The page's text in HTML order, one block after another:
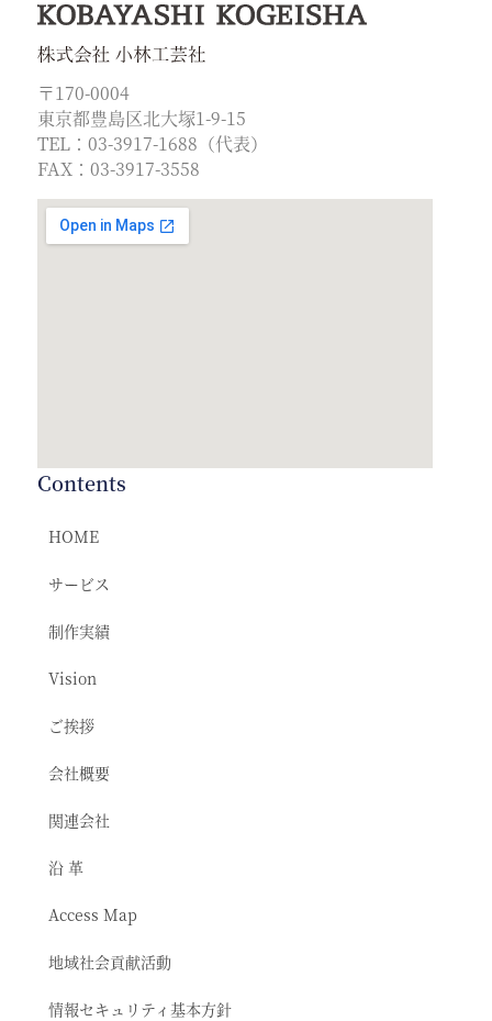
〒170-0004
東京都豊島区北大塚1-9-15
TEL：03-3917-1688（代表）
FAX：03-3917-3558
Contents
HOME
サービス
制作実績
Vision
ご挨拶
会社概要
関連会社
沿 革
Access Map
地域社会貢献活動
情報セキュリティ基本方針